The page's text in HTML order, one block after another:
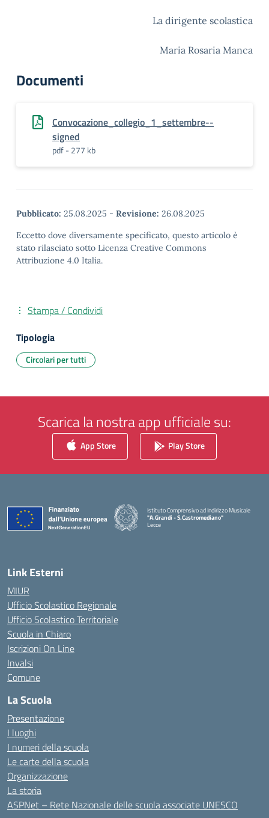
La dirigente scolastica
Maria Rosaria Manca
Documenti
Convocazione_collegio_1_settembre--
signed
pdf - 277 kb
Pubblicato: 25.08.2025 - Revisione: 26.08.2025
Eccetto dove diversamente specificato, questo articolo è
stato rilasciato sotto Licenza Creative Commons
Attribuzione 4.0 Italia.
Stampa / Condividi
Tipologia
Circolari per tutti
Scarica la nostra app ufficiale su:
App Store Play Store
Istituto Comprensivo ad Indirizzo Musicale
"A.Grandi - S.Castromediano"
Lecce
Link Esterni
MIUR
Ufficio Scolastico Regionale
Ufficio Scolastico Territoriale
Scuola in Chiaro
Iscrizioni On Line
Invalsi
Comune
La Scuola
Presentazione
I luoghi
I numeri della scuola
Le carte della scuola
Organizzazione
La storia
ASPNet – Rete Nazionale delle scuola associate UNESCO